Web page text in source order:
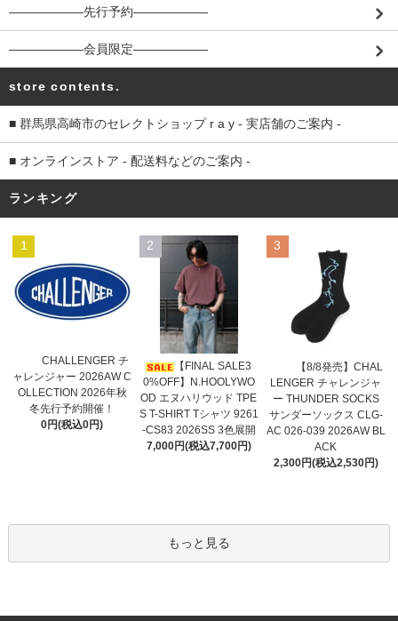
――――――先行予約――――――
――――――会員限定――――――
store contents.
■ 群馬県高崎市のセレクトショップ r a y - 実店舗のご案内 -
■ オンラインストア - 配送料などのご案内 -
ランキング
1
CHALLENGER チ
ャレンジャー 2026AW C
OLLECTION 2026年秋
冬先行予約開催！
0円(税込0円)
2
【FINAL SALE3
0%OFF】N.HOOLYWO
OD エヌハリウッド TPE
S T-SHIRT Tシャツ 9261
-CS83 2026SS 3色展開
7,000円(税込7,700円)
3
【8/8発売】CHAL
LENGER チャレンジャ
ー THUNDER SOCKS
サンダーソックス CLG-
AC 026-039 2026AW BL
ACK
2,300円(税込2,530円)
もっと見る